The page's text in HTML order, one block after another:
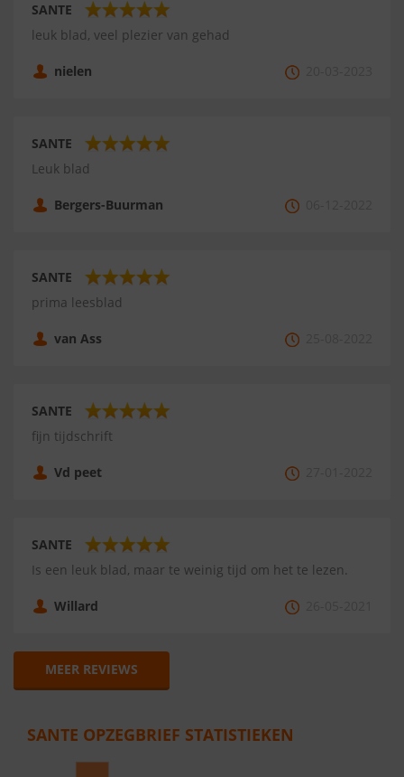
SANTE
leuk blad, veel plezier van gehad
nielen
SANTE
Leuk blad
Bergers-Buurman
SANTE
prima leesblad
van Ass
SANTE
fijn tijdschrift
Vd peet
SANTE
Is een leuk blad, maar te weinig tijd om het te lezen.
Willard
MEER REVIEWS
SANTE OPZEGBRIEF STATISTIEKEN